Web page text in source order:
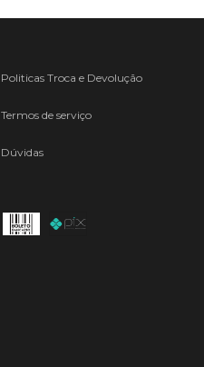
Politicas Troca e Devolução
Termos de serviço
Dúvidas